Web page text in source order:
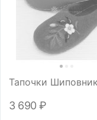
Тапочки Шиповник
3 690 ₽